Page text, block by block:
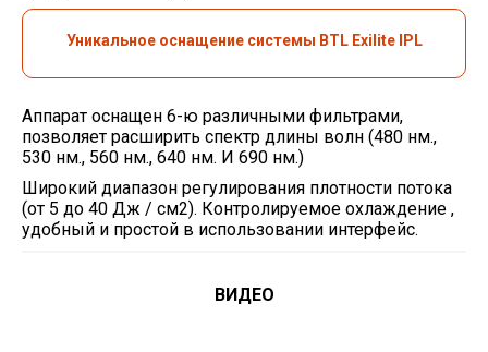
Уникальное оснащение системы BTL Exilite IPL
Аппарат оснащен 6-ю различными фильтрами,
позволяет расширить спектр длины волн (480 нм.,
530 нм., 560 нм., 640 нм. И 690 нм.)
Широкий диапазон регулирования плотности потока
(от 5 до 40 Дж / см2). Контролируемое охлаждение ,
удобный и простой в использовании интерфейс.
ВИДЕО